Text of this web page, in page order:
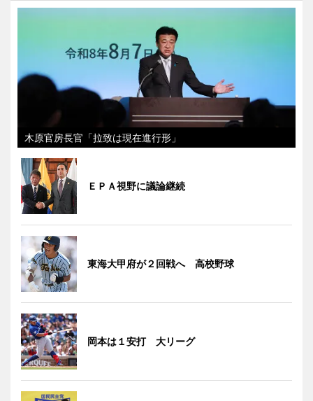
木原官房長官「拉致は現在進行形」
ＥＰＡ視野に議論継続
東海大甲府が２回戦へ 高校野球
岡本は１安打 大リーグ